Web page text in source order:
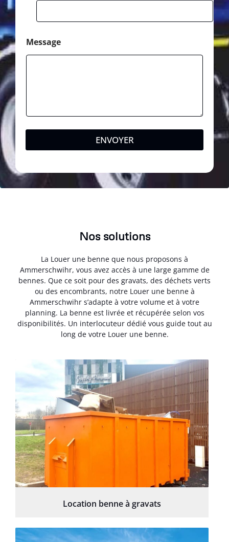
Message
ENVOYER
Nos solutions
La Louer une benne que nous proposons à
Ammerschwihr, vous avez accès à une large gamme de
bennes. Que ce soit pour des gravats, des déchets verts
ou des encombrants, notre Louer une benne à
Ammerschwihr s’adapte à votre volume et à votre
planning. La benne est livrée et récupérée selon vos
disponibilités. Un interlocuteur dédié vous guide tout au
long de votre Louer une benne.
Location benne à gravats